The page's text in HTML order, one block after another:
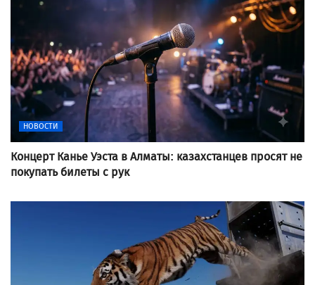
НОВОСТИ
Концерт Канье Уэста в Алматы: казахстанцев просят не
покупать билеты с рук